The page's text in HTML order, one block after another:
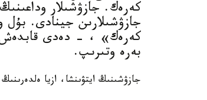
كەرەك. جازۋشىلار
جازۋشىلارىن جينادى.
كەرەك» ، - دەدى قابدەش
بەرە وتىرىپ.
جازۋشىنىڭ ايتۋىنشا، ازيا